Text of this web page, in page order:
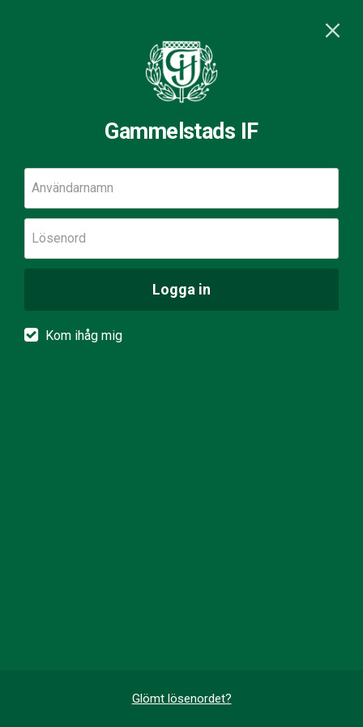
Gammelstads IF
Användarnamn
Lösenord
Logga in
Kom ihåg mig
Glömt lösenordet?